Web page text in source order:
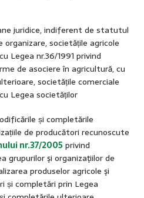
juridice, indiferent de statutul
organizare, societățile agricole
Legea nr.36/1991 privind
de asociere în agricultură, cu
societățile comerciale
Legea societăților
și completările
de producători recunoscute
nr.37/2005 privind
grupurilor şi organizaţiilor de
produselor agricole şi
și completări prin Legea